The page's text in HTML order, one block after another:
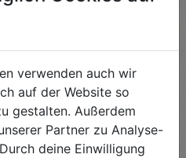
ANSEHEN
Radieschen
verwenden auch wir
auf der Website so
gestalten. Außerdem
Partner zu Analyse-
deine Einwilligung